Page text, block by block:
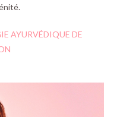
AYURVÉDIQUE DE